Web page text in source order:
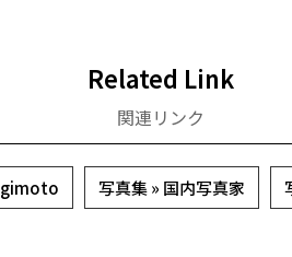
Related Link
関連リンク
写真集 » 国内写真家